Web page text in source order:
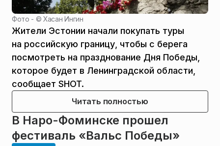
Фото - ©Хасан Ингин
Жители Эстонии начали покупать туры
на российскую границу, чтобы с берега
посмотреть на празднование Дня Победы,
которое будет в Ленинградской области,
сообщает SHOT.
Читать полностью
В Наро-Фоминске прошел
фестиваль «Вальс Победы»